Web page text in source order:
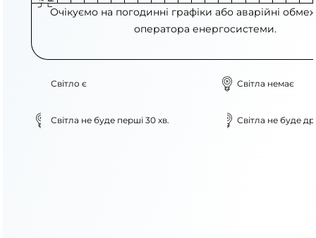
Очікуємо на погодинні графіки або аварійні
оператора енергосистеми.
Світло є Світла немає
Світла не буде перші 30 хв. Світла не буде